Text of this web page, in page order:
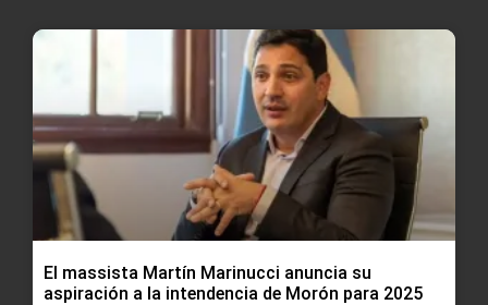
El massista Martín Marinucci anuncia su
aspiración a la intendencia de Morón para 2025